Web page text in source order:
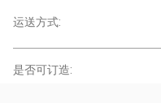
运送方式:
是否可订造: